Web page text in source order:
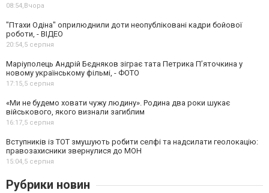
08:54,Вчора
"Птахи Одіна" оприлюднили доти неопубліковані кадри бойової
роботи, - ВІДЕО
20:54,5 серпня
Маріуполець Андрій Бєдняков зіграє тата Петрика П’яточкина у
новому українському фільмі, - ФОТО
17:15,5 серпня
«Ми не будемо ховати чужу людину». Родина два роки шукає
військового, якого визнали загиблим
16:17,5 серпня
Вступників із ТОТ змушують робити селфі та надсилати геолокацію:
правозахисники звернулися до МОН
15:04,5 серпня
Рубрики новин